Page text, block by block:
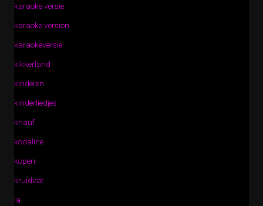
karaoke versie
karaoke version
karaokeversie
kikkerland
kinderen
kinderliedjes
knauf
kodaline
kopen
kruidvat
la